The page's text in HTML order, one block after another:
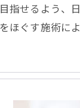
指せるよう、
ぐす施術に